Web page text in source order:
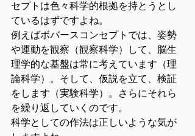
セプトは色々科学的根拠を持とうとし
ているはずですよね。
例えばボバースコンセプトでは、姿勢
や運動を観察（観察科学）して、脳生
理学的な基盤は常に考えています（理
論科学）。そして、仮説を立て、検証
をします（実験科学）。さらにそれら
を繰り返していくのです。
科学としての作法は正しいような気が